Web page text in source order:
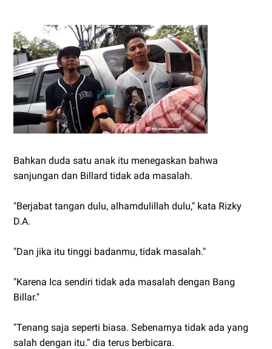
Bahkan duda satu anak itu menegaskan bahwa
sanjungan dan Billard tidak ada masalah.
"Berjabat tangan dulu, alhamdulillah dulu," kata Rizky
D.A.
"Dan jika itu tinggi badanmu, tidak masalah."
"Karena Ica sendiri tidak ada masalah dengan Bang
Billar."
"Tenang saja seperti biasa. Sebenarnya tidak ada yang
salah dengan itu." dia terus berbicara.